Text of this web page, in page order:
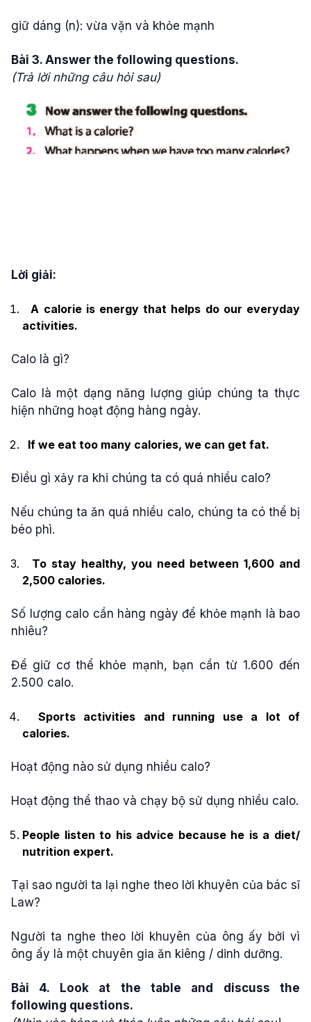
giữ dáng (n): vừa vặn và khỏe mạnh
Bài 3. Answer the following questions.
(Trả lời những câu hỏi sau)
Lời giải:
A calorie is energy that helps do our everyday
activities.
Calo là gì?
Calo là một dạng năng lượng giúp chúng ta thực
hiện những hoạt động hàng ngày.
If we eat too many calories, we can get fat.
Điều gì xảy ra khi chúng ta có quá nhiều calo?
Nếu chúng ta ăn quá nhiều calo, chúng ta có thể bị
béo phì.
To stay healthy, you need between 1,600 and
2,500 calories.
Số lượng calo cần hàng ngày để khỏe mạnh là bao
nhiêu?
Để giữ cơ thể khỏe mạnh, bạn cần từ 1.600 đến
2.500 calo.
Sports activities and running use a lot of
calories.
Hoạt động nào sử dụng nhiều calo?
Hoạt động thể thao và chạy bộ sử dụng nhiều calo.
People listen to his advice because he is a diet/
nutrition expert.
Tại sao người ta lại nghe theo lời khuyên của bác sĩ
Law?
Người ta nghe theo lời khuyên của ông ấy bởi vì
ông ấy là một chuyên gia ăn kiêng / dinh dưỡng.
Bài 4. Look at the table and discuss the
following questions.